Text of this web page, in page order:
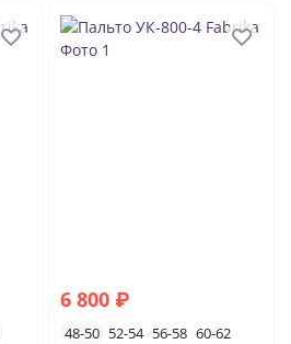
6 800 ₽
48-50 52-54 56-58 60-62